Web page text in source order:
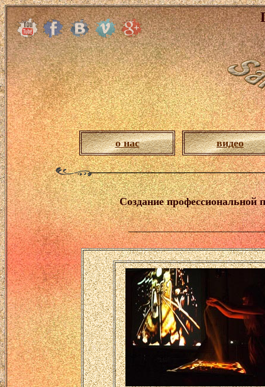
о нас видео
Создание профессиональной